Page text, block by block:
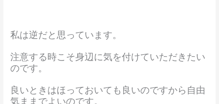
私は逆だと思っています。
注意する時こそ身辺に気を付けていただきたい
のです。
良いときはほっておいても良いのですから自由
気ままでよいのです。